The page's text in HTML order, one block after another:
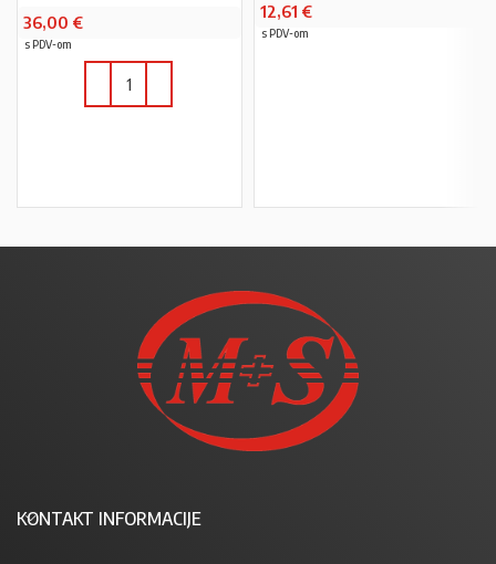
36,00 €
s PDV-om
12,61 €
s PDV-om
KONTAKT INFORMACIJE